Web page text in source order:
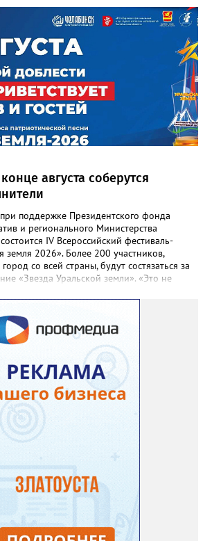
«Например, управляющие компании
меры для предотвращения
домовой тепловой сети
отсутствовало взаимодействие с
организацией, ЕДДС и иными службами»,
Главного управления ГЖИ Ирина
раз, рекомендовали в
должны действовать слаженно. И
информацией со всеми
– от поставщика тепла до конечных
августа соберутся
поддержке Президентского фонда
и регионального Министерства
IV Всероссийский фестиваль-
земля 2026». Более 200 участников,
со всей страны, будут состязаться за
«Звезда Уральской земли». «Это не
мастер-классы от ведущих
победителей прошлых лет и
- сообщает оргкомитет. Вход на все
будет свободным. В 2025 году в
26 финалистов из городов
Курганской, Оренбургской
автономного округа и
Приглашённой звездой стал
организатор фестиваля, эстрадный
патриотического конкурса страны
лауреат премии в области культуры и
лира», участник телевизионных проектов
звания «Голос страны» Алексей